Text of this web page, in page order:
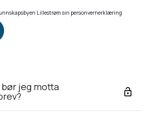
Lillestrøm sin personvernerklæring
jeg motta